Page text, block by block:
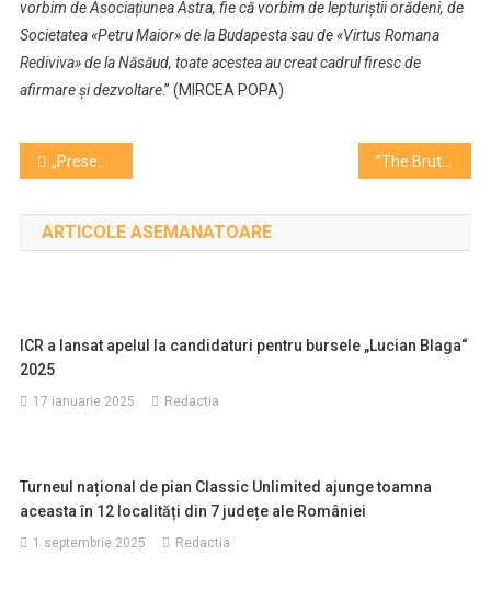
vorbim de Asociațiunea Astra, fie că vorbim de lepturiștii orădeni, de
Societatea «Petru Maior» de la Budapesta sau de «Virtus Romana
Rediviva» de la Năsăud, toate acestea au creat cadrul firesc de
afirmare și dezvoltare.” (MIRCEA POPA)
Navigare
în
articole
„Presence”, cel mai nou film al lui Steven Soderbergh, poate fi văzut, în avanpremieră, la cinema VIDEO
ARTICOLE ASEMANATOARE
ICR a lansat apelul la candidaturi pentru bursele „Lucian Blaga“
2025
17 ianuarie 2025 Redactia
Turneul național de pian Classic Unlimited ajunge toamna
aceasta în 12 localități din 7 județe ale României
1 septembrie 2025 Redactia